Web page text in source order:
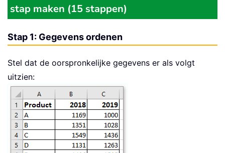
stap maken (15 stappen)
Stap 1: Gegevens ordenen
Stel dat de oorspronkelijke gegevens er als volgt
uitzien: